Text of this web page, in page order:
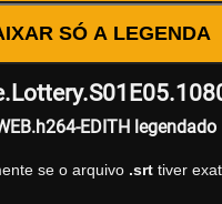
SÓ A LEGENDA
EDITH legendado
se o arquivo .srttiver